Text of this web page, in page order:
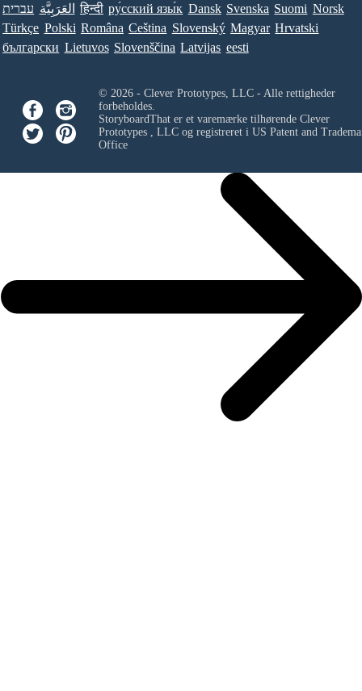
עברית العَرَبِيَّة हिन्दी ру́сский язы́к Dansk Svenska Suomi Norsk
Türkçe Polski Româna Ceština Slovenský Magyar Hrvatski
български Lietuvos Slovenščina Latvijas eesti
© 2026 - Clever Prototypes, LLC - Alle rettigheder
forbeholdes.
StoryboardThat er et varemærke tilhørende Clever
Prototypes , LLCog registreret i US Patent and
Office